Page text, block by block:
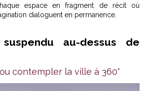
espace en fragment de récit où
dialoguent en permanence.
au-dessus de
contempler la ville à 360°